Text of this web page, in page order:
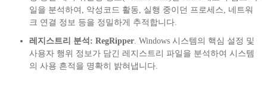
일을 분석하여, 악성코드 활동, 실행 중이던 프로세스, 네트워
크 연결 정보 등을 정밀하게 추적합니다.
레지스트리 분석: RegRipper. Windows 시스템의 핵심 설정 및
사용자 행위 정보가 담긴 레지스트리 파일을 분석하여 시스템
의 사용 흔적을 명확히 밝혀냅니다.